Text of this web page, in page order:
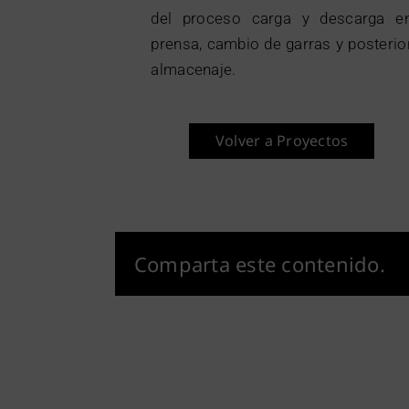
del proceso carga y descarga
prensa, cambio de garras y
almacenaje.
Volver a Proyectos
Comparta este contenido.